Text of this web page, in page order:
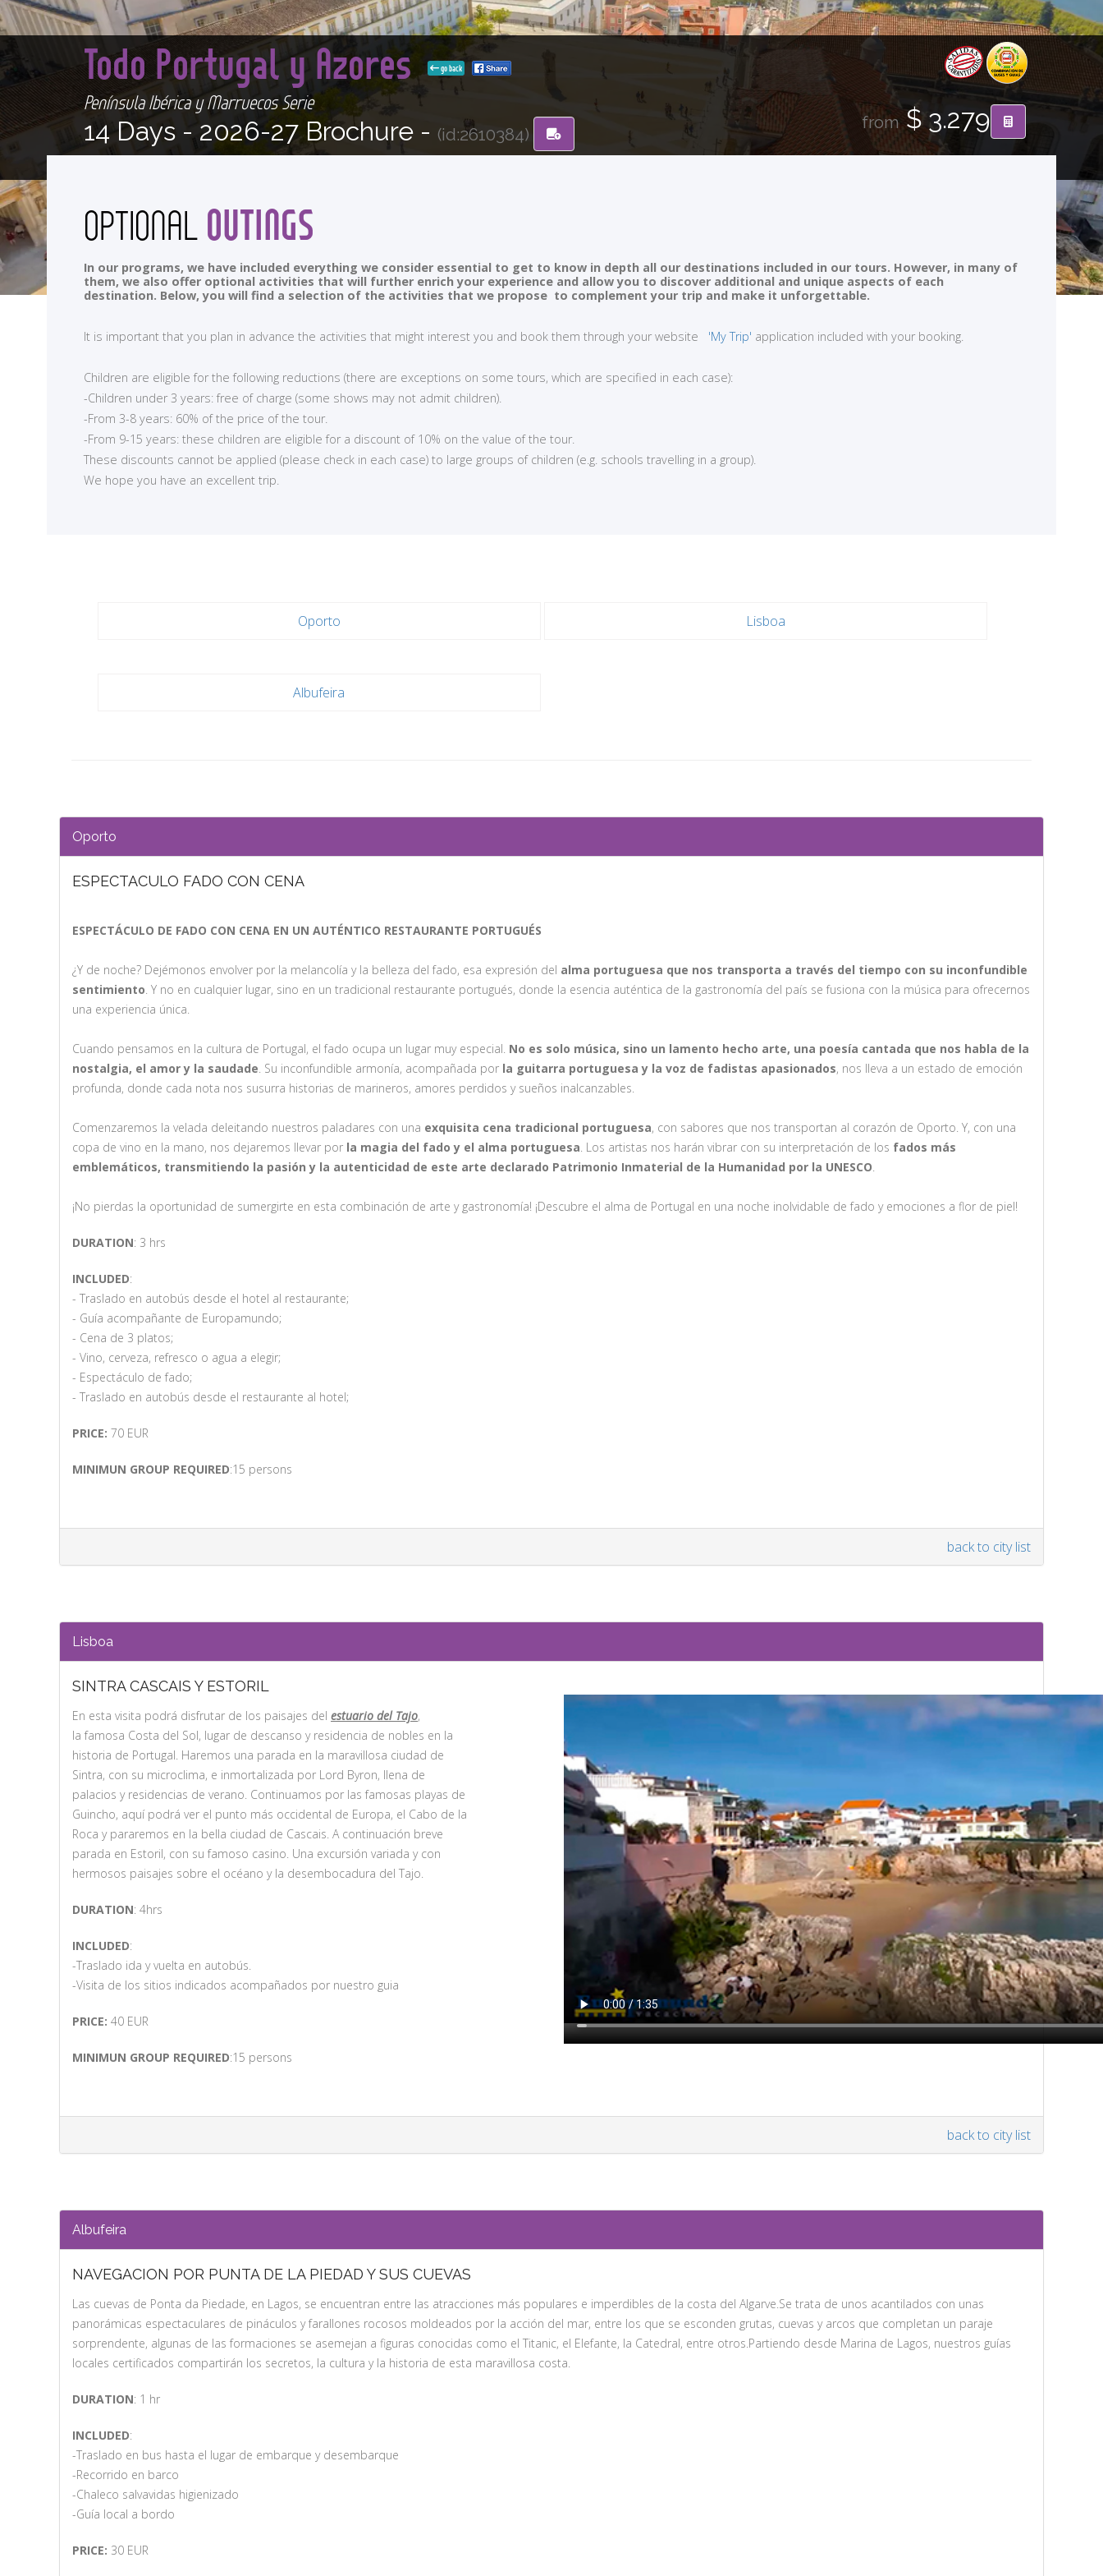
Todo Portugal y Azores go back
Península Ibérica y Marruecos Serie
14 Days -2026-27 Brochure - (id:2610384)
from$ 3.279
OPTIONALOUTINGS
In our programs, we have included everything we consider essential to get to know in depth all our destinations included in our tours. However, in many of
them, we also offer optional activities that will further enrich your experience and allow you to discover additional and unique aspects of each
destination. Below, you will find a selection of the activities that we propose to complement your trip and make it unforgettable.
It is important that you plan in advance the activities that might interest you and book them through your website 'My Trip' application included with your booking.
Children are eligible for the following reductions (there are exceptions on some tours, which are specified in each case):
-Children under 3 years: free of charge (some shows may not admit children).
-From 3-8 years: 60% of the price of the tour.
-From 9-15 years: these children are eligible for a discount of 10% on the value of the tour.
These discounts cannot be applied (please check in each case) to large groups of children (e.g. schools travelling in a group).
We hope you have an excellent trip.
Oporto Lisboa
Albufeira
Oporto
ESPECTACULO FADO CON CENA
ESPECTÁCULO DE FADO CON CENA EN UN AUTÉNTICO RESTAURANTE PORTUGUÉS
¿Y de noche? Dejémonos envolver por la melancolía y la belleza del fado, esa expresión del alma portuguesa que nos transporta a través del tiempo con su inconfundible
sentimiento. Y no en cualquier lugar, sino en un tradicional restaurante portugués, donde la esencia auténtica de la gastronomía del país se fusiona con la música para ofrecernos
una experiencia única.
Cuando pensamos en la cultura de Portugal, el fado ocupa un lugar muy especial. No es solo música, sino un lamento hecho arte, una poesía cantada que nos habla de la
nostalgia, el amor y la saudade. Su inconfundible armonía, acompañada por la guitarra portuguesa y la voz de fadistas apasionados, nos lleva a un estado de emoción
profunda, donde cada nota nos susurra historias de marineros, amores perdidos y sueños inalcanzables.
Comenzaremos la velada deleitando nuestros paladares con una exquisita cena tradicional portuguesa, con sabores que nos transportan al corazón de Oporto. Y, con una
copa de vino en la mano, nos dejaremos llevar por la magia del fado y el alma portuguesa. Los artistas nos harán vibrar con su interpretación de los fados más
emblemáticos, transmitiendo la pasión y la autenticidad de este arte declarado Patrimonio Inmaterial de la Humanidad por la UNESCO.
¡No pierdas la oportunidad de sumergirte en esta combinación de arte y gastronomía! ¡Descubre el alma de Portugal en una noche inolvidable de fado y emociones a flor de piel!
DURATION: 3 hrs
INCLUDED:
- Traslado en autobús desde el hotel al restaurante;
- Guía acompañante de Europamundo;
- Cena de 3 platos;
- Vino, cerveza, refresco o agua a elegir;
- Espectáculo de fado;
- Traslado en autobús desde el restaurante al hotel;
PRICE: 70 EUR
MINIMUN GROUP REQUIRED:15 persons
back to city list
Lisboa
SINTRA CASCAIS Y ESTORIL
En esta visita podrá disfrutar de los paisajes del estuario del Tajo,
la famosa Costa del Sol, lugar de descanso y residencia de nobles en la
historia de Portugal. Haremos una parada en la maravillosa ciudad de
Sintra, con su microclima, e inmortalizada por Lord Byron, llena de
palacios y residencias de verano. Continuamos por las famosas playas de
Guincho, aquí podrá ver el punto más occidental de Europa, el Cabo de la
Roca y pararemos en la bella ciudad de Cascais. A continuación breve
parada en Estoril, con su famoso casino. Una excursión variada y con
hermosos paisajes sobre el océano y la desembocadura del Tajo.
DURATION: 4hrs
INCLUDED:
-Traslado ida y vuelta en autobús.
-Visita de los sitios indicados acompañados por nuestro guia
PRICE: 40 EUR
MINIMUN GROUP REQUIRED:15 persons
back to city list
Albufeira
NAVEGACION POR PUNTA DE LA PIEDAD Y SUS CUEVAS
Las cuevas de Ponta da Piedade, en Lagos, se encuentran entre las atracciones más populares e imperdibles de la costa del Algarve.Se trata de unos acantilados con unas
panorámicas espectaculares de pináculos y farallones rocosos moldeados por la acción del mar, entre los que se esconden grutas, cuevas y arcos que completan un paraje
sorprendente, algunas de las formaciones se asemejan a figuras conocidas como el Titanic, el Elefante, la Catedral, entre otros.Partiendo desde Marina de Lagos, nuestros guías
locales certificados compartirán los secretos, la cultura y la historia de esta maravillosa costa.
DURATION: 1 hr
INCLUDED:
-Traslado en bus hasta el lugar de embarque y desembarque
-Recorrido en barco
-Chaleco salvavidas higienizado
-Guía local a bordo
PRICE: 30 EUR